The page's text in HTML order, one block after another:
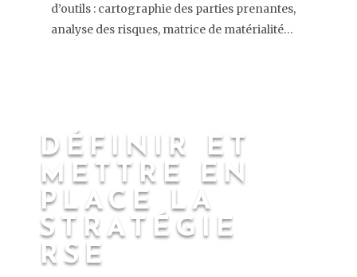
d’outils : cartographie des parties prenantes,
analyse des risques, matrice de matérialité…
DÉFINIR ET
METTRE EN
PLACE LA
STRATÉGIE
RSE